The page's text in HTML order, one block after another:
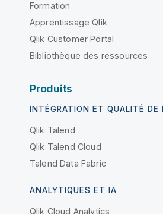
Formation
Apprentissage Qlik
Qlik Customer Portal
Bibliothèque des ressources
Produits
INTÉGRATION ET QUALITÉ DE
Qlik Talend
Qlik Talend Cloud
Talend Data Fabric
ANALYTIQUES ET IA
Qlik Cloud Analytics